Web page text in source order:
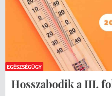
Hosszabodik a III.
EGÉSZSÉGÜGY